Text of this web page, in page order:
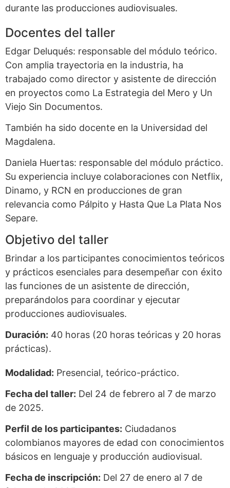
durante las producciones audiovisuales.
Docentes del taller
Edgar Deluqués: responsable del módulo teórico.
Con amplia trayectoria en la industria, ha
trabajado como director y asistente de dirección
en proyectos como La Estrategia del Mero y Un
Viejo Sin Documentos.
También ha sido docente en la Universidad del
Magdalena.
Daniela Huertas: responsable del módulo práctico.
Su experiencia incluye colaboraciones con Netflix,
Dinamo, y RCN en producciones de gran
relevancia como Pálpito y Hasta Que La Plata Nos
Separe.
Objetivo del taller
Brindar a los participantes conocimientos teóricos
y prácticos esenciales para desempeñar con éxito
las funciones de un asistente de dirección,
preparándolos para coordinar y ejecutar
producciones audiovisuales.
Duración: 40 horas (20 horas teóricas y 20 horas
prácticas).
Modalidad: Presencial, teórico-práctico.
Fecha del taller: Del 24 de febrero al 7 de marzo
de 2025.
Perfil de los participantes: Ciudadanos
colombianos mayores de edad con conocimientos
básicos en lenguaje y producción audiovisual.
Fecha de inscripción: Del 27 de enero al 7 de